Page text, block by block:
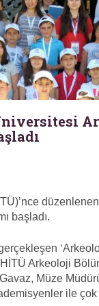
başladı.
Arkeoloji
Müze
ile çok